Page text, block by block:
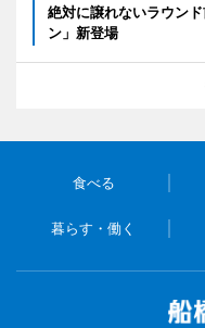
絶対に譲れないラウン
ン」新登場
食べる
暮らす・働く